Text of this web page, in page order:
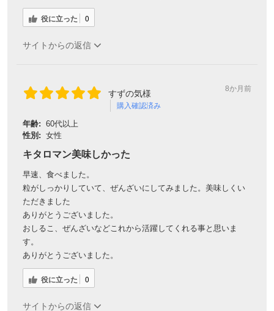
役に立った 0
サイトからの返信
すずの気様
購入確認済み
8か月前
年齢: 60代以上
性別: 女性
キタロマン美味しかった
早速、食べました。
粒がしっかりしていて、ぜんざいにしてみました。美味しくい
ただきました
ありがとうございました。
おしるこ、ぜんざいなどこれから活躍してくれる事と思いま
す。
ありがとうございました。
役に立った 0
サイトからの返信